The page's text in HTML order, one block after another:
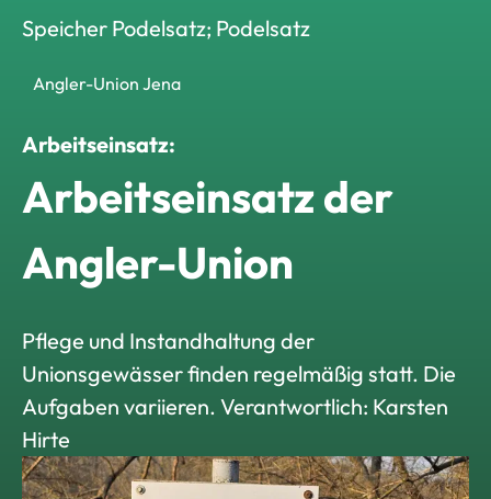
Speicher Podelsatz; Podelsatz
Angler-Union Jena
Arbeitseinsatz
Arbeitseinsatz der
Angler-Union
Pflege und Instandhaltung der
Unionsgewässer finden regelmäßig statt. Die
Aufgaben variieren. Verantwortlich: Karsten
Hirte